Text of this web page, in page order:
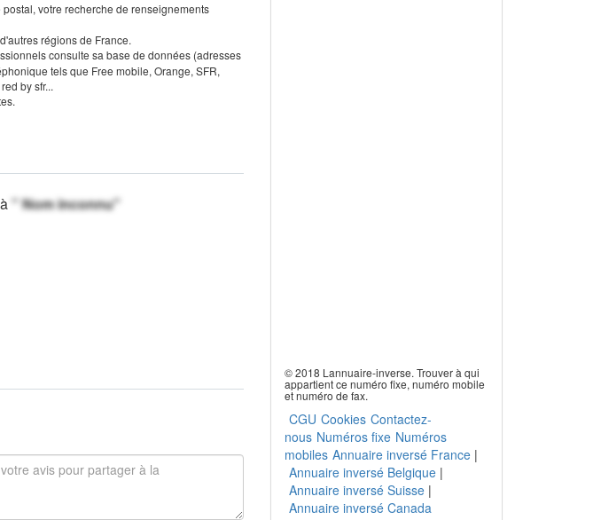
postal, votre recherche de renseignements
régions de France.
consulte sa base de données (adresses
tels que Free mobile, Orange, SFR,
by sfr...
" Nom inconnu"
© 2018 Lannuaire-inverse. Trouver à qui
appartient ce numéro fixe, numéro mobile
et numéro de fax.
CGU Cookies Contactez-
nous Numéros fixe Numéros
mobiles Annuaire inversé France|
Annuaire inversé Belgique|
Annuaire inversé Suisse|
Annuaire inversé Canada